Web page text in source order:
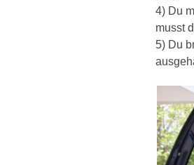
4) Du
musst
5) Du